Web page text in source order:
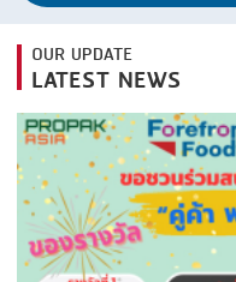
OUR UPDATE
LATEST NEWS